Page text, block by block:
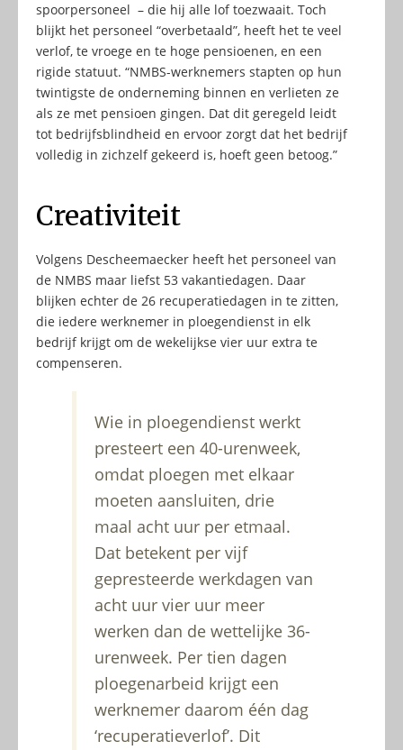
spoorpersoneel – die hij alle lof toezwaait. Toch
blijkt het personeel “overbetaald”, heeft het te veel
verlof, te vroege en te hoge pensioenen, en een
rigide statuut. “NMBS-werknemers stapten op hun
twintigste de onderneming binnen en verlieten ze
als ze met pensioen gingen. Dat dit geregeld leidt
tot bedrijfsblindheid en ervoor zorgt dat het bedrijf
volledig in zichzelf gekeerd is, hoeft geen betoog.”
Creativiteit
Volgens Descheemaecker heeft het personeel van
de NMBS maar liefst 53 vakantiedagen. Daar
blijken echter de 26 recuperatiedagen in te zitten,
die iedere werknemer in ploegendienst in elk
bedrijf krijgt om de wekelijkse vier uur extra te
compenseren.
Wie in ploegendienst werkt
presteert een 40-urenweek,
omdat ploegen met elkaar
moeten aansluiten, drie
maal acht uur per etmaal.
Dat betekent per vijf
gepresteerde werkdagen van
acht uur vier uur meer
werken dan de wettelijke 36-
urenweek. Per tien dagen
ploegenarbeid krijgt een
werknemer daarom één dag
‘recuperatieverlof’. Dit